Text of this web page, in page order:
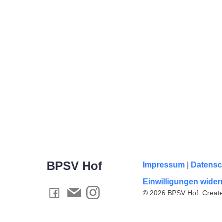
BPSV Hof Impressum
Einwilligungen
© 2026 BPSV Hof.